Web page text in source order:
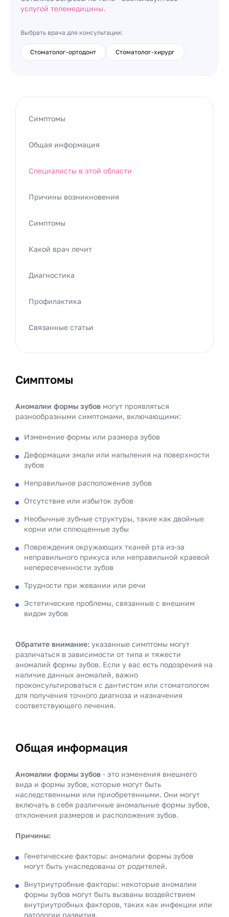
услугой телемедицины.
Выбрать врача для консультации:
Стоматолог-ортодонт Стоматолог-хирург
Симптомы
Аномалии формы зубов могут проявляться
разнообразными симптомами, включающими:
Изменение формы или размера зубов
Деформации эмали или напыления на поверхности
зубов
Неправильное расположение зубов
Отсутствие или избыток зубов
Необычные зубные структуры, такие как двойные
корни или сплющенные зубы
Повреждения окружающих тканей рта из-за
неправильного прикуса или неправильной краевой
непересеченности зубов
Трудности при жевании или речи
Эстетические проблемы, связанные с внешним
видом зубов
Обратите внимание: указанные симптомы могут
различаться в зависимости от типа и тяжести
аномалий формы зубов. Если у вас есть подозрения на
наличие данных аномалий, важно
проконсультироваться с дантистом или стоматологом
для получения точного диагноза и назначения
соответствующего лечения.
Общая информация
Аномалии формы зубов - это изменения внешнего
вида и формы зубов, которые могут быть
наследственными или приобретенными. Они могут
включать в себя различные аномальные формы зубов,
отклонения размеров и расположения зубов.
Причины:
Генетические факторы: аномалии формы зубов
могут быть унаследованы от родителей.
Внутриутробные факторы: некоторые аномалии
формы зубов могут быть вызваны воздействием
внутриутробных факторов, таких как инфекции или
патологии развития.
Симптомы
Общая информация
Специалисты в этой области
Причины возникновения
Симптомы
Какой врач лечит
Диагностика
Профилактика
Связанные статьи